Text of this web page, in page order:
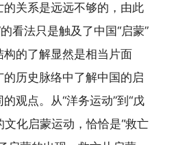
关系是远远不够的，由此
看法只是触及了中国“启蒙”
的了解显然是相当片面
历史脉络中了解中国的启
观点。从“洋务运动”到“戊
文化启蒙运动，恰恰是“救亡